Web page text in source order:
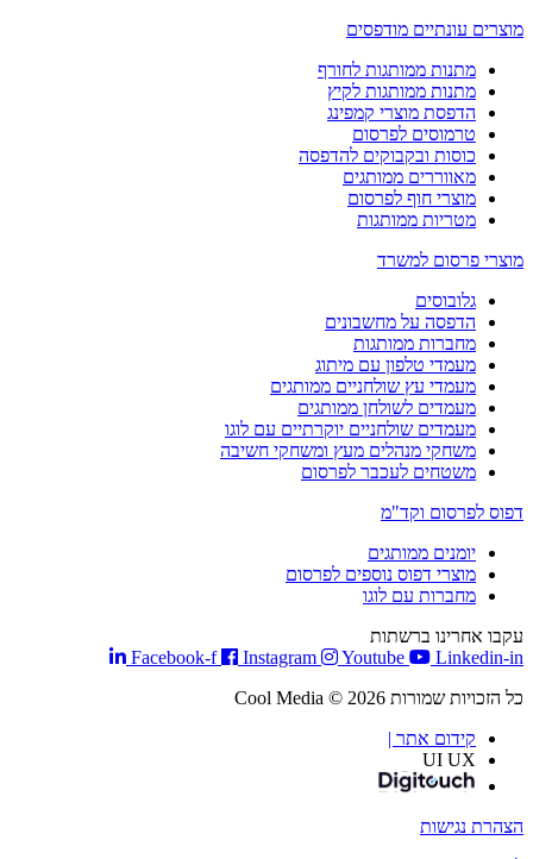
מוצרים עונתיים מודפסים
מתנות ממותגות לחורף
מתנות ממותגות לקיץ
הדפסת מוצרי קמפינג
טרמוסים לפרסום
כוסות ובקבוקים להדפסה
מאווררים ממותגים
מוצרי חוף לפרסום
מטריות ממותגות
מוצרי פרסום למשרד
גלובוסים
הדפסה על מחשבונים
מחברות ממותגות
מעמדי טלפון עם מיתוג
מעמדי עץ שולחניים ממותגים
מעמדים לשולחן ממותגים
מעמדים שולחניים יוקרתיים עם לוגו
משחקי מנהלים מעץ ומשחקי חשיבה
משטחים לעכבר לפרסום
דפוס לפרסום וקד"מ
יומנים ממותגים
מוצרי דפוס נוספים לפרסום
מחברות עם לוגו
עקבו אחרינו ברשתות
Facebook-f
Instagram Youtube
Linkedin-in
כל הזכויות שמורות Cool Media © 2026
קידום אתר |
UI UX
הצהרת נגישות